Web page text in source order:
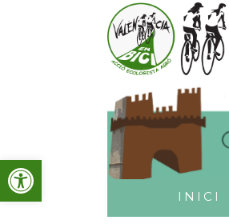
Obre la barra
INICI